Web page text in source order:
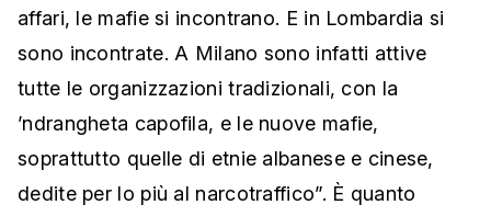
affari, le mafie si incontrano. E in Lombardia si
sono incontrate. A Milano sono infatti attive
tutte le organizzazioni tradizionali, con la
’ndrangheta capofila, e le nuove mafie,
soprattutto quelle di etnie albanese e cinese,
dedite per lo più al narcotraffico”. È quanto